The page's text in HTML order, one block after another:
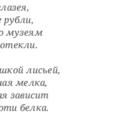
рубли,
музеям
лисьей,
мелка,
зависит
белка.